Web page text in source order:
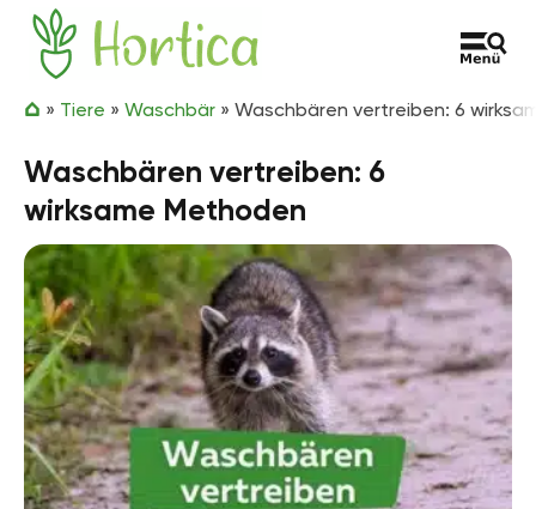
Zum Inhalt springen
Hortica
» Tiere » Waschbär » Waschbären vertreiben: 6
Waschbären vertreiben: 6
wirksame Methoden